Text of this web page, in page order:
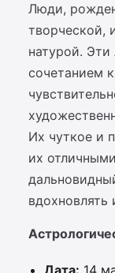
Люди,
творческой,
натурой.
сочетанием
Их чуткое и
их
вдохновлять